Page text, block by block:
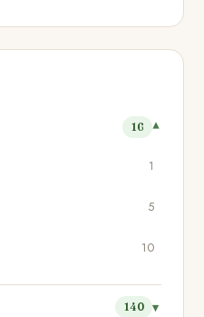
16
1
5
10
140